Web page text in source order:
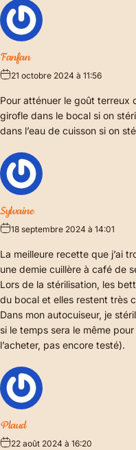
Fanfan
21 octobre 2024 à 11:56
Pour atténuer le goût terreux
girofle dans le bocal si on
dans l’eau de cuisson si on
Sylvaine
18 septembre 2024 à 14:01
La meilleure recette que j’ai
une demie cuillère à café de
Lors de la stérilisation, les
du bocal et elles restent très
Dans mon autocuiseur, je
si le temps sera le même
l’acheter, pas encore testé).
Plaud
22 août 2024 à 16:20